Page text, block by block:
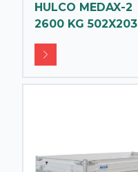
HULCO MEDAX-2
2600 KG 502X203